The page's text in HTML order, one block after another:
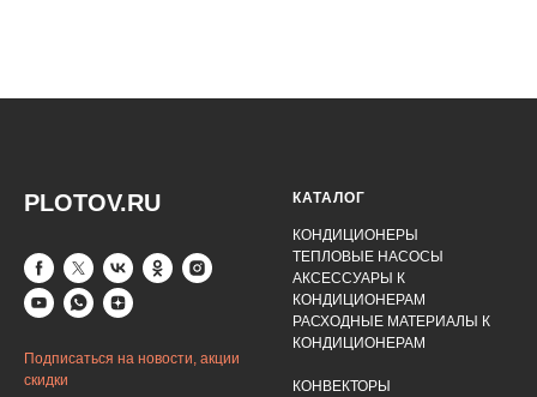
PLOTOV.RU
Подписаться на новости, акции
скидки
КАТАЛОГ
КОНДИЦИОНЕРЫ
ТЕПЛОВЫЕ НАСОСЫ
АКСЕССУАРЫ К
КОНДИЦИОНЕРАМ
РАСХОДНЫЕ МАТЕРИАЛЫ К
КОНДИЦИОНЕРАМ
КОНВЕКТОРЫ